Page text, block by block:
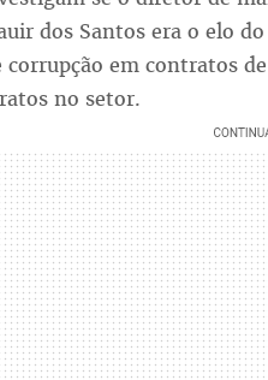
dos Santos era o elo
corrupção em contratos
no setor.